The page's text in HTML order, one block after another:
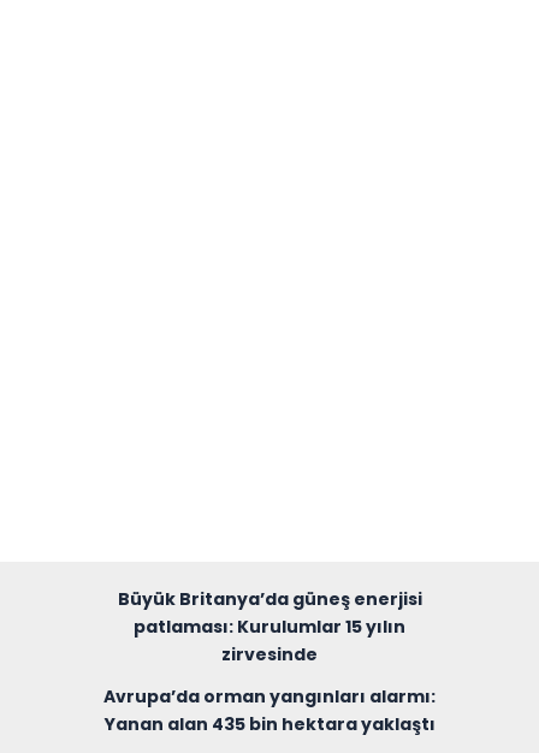
Büyük Britanya’da güneş enerjisi
patlaması: Kurulumlar 15 yılın
zirvesinde
Avrupa’da orman yangınları alarmı:
Yanan alan 435 bin hektara yaklaştı